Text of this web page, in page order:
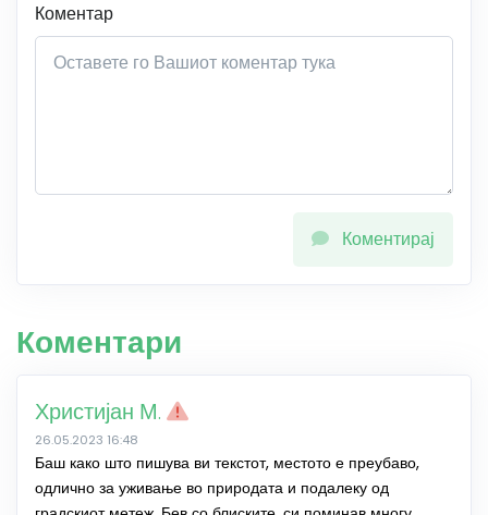
Коментар
Коментирај
Коментари
Христијан М.
26.05.2023 16:48
Баш како што пишува ви текстот, местото е преубаво,
одлично за уживање во природата и подалеку од